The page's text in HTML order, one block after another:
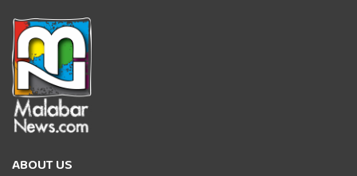
ABOUT US